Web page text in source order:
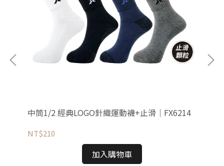
中筒1/2 經典LOGO針織運動襪+止滑｜FX6214
NT$210
加入購物車